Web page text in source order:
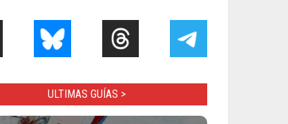
ULTIMAS GUÍAS >